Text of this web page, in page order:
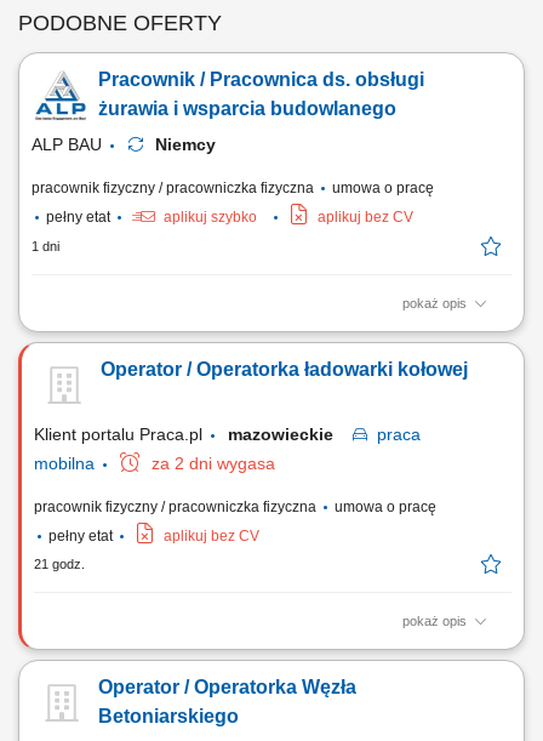
PODOBNE OFERTY
Pracownik / Pracownica ds. obsługi
żurawia i wsparcia budowlanego
ALP BAU Niemcy
pracownik fizyczny / pracowniczka fizyczna
umowa o pracę
pełny etat
aplikuj szybko aplikuj bez CV
1 dni
pokaż opis
Opis stanowiska prowadzenie żurawia wieżowego podczas realizacji
pomocniczych w pobliżu maszyny, współpraca z zespołem w celu
bezpiecznej i sprawnej realizacji zadań, monitorowanie stanu
Operator / Operatorka ładowarki kołowej
Klient portalu Praca.pl mazowieckie
praca
mobilna
za 2 dni wygasa
pracownik fizyczny / pracowniczka fizyczna
umowa o pracę
pełny etat
aplikuj bez CV
21 godz.
pokaż opis
obsługa ładowarki kołowej o masie powyżej 10 ton, wykonywanie prac
oraz terenach przemysłowych, bieżąca kontrola stanu technicznego
maszyny i zgłaszanie ewentualnych usterek, dbanie o powierzony
Operator / Operatorka Węzła
Betoniarskiego